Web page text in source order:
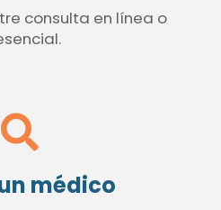
consulta en línea o
médico